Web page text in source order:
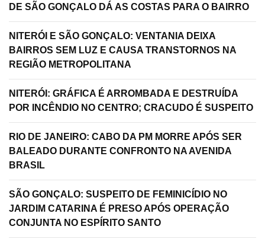
DE SÃO GONÇALO DÁ AS COSTAS PARA O BAIRRO
NITERÓI E SÃO GONÇALO: VENTANIA DEIXA
BAIRROS SEM LUZ E CAUSA TRANSTORNOS NA
REGIÃO METROPOLITANA
NITERÓI: GRÁFICA É ARROMBADA E DESTRUÍDA
POR INCÊNDIO NO CENTRO; CRACUDO É SUSPEITO
RIO DE JANEIRO: CABO DA PM MORRE APÓS SER
BALEADO DURANTE CONFRONTO NA AVENIDA
BRASIL
SÃO GONÇALO: SUSPEITO DE FEMINICÍDIO NO
JARDIM CATARINA É PRESO APÓS OPERAÇÃO
CONJUNTA NO ESPÍRITO SANTO